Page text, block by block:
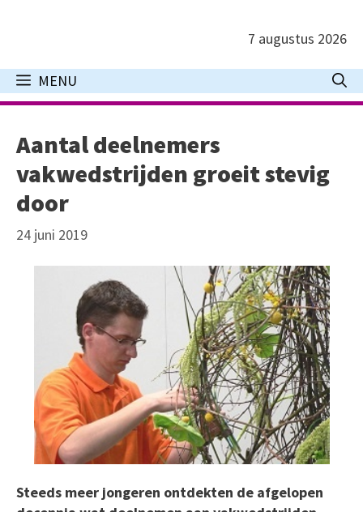
inhoud
7 augustus 2026
MENU
Aantal deelnemers
vakwedstrijden groeit stevig
door
24 juni 2019
Steeds meer jongeren ontdekten de afgelopen